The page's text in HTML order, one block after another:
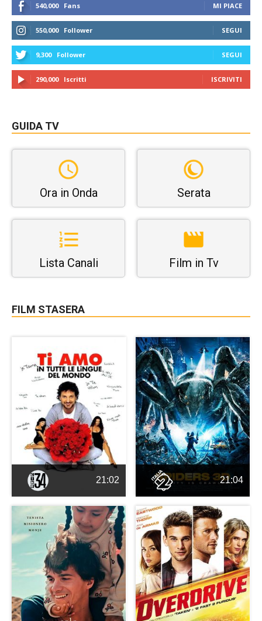
540,000 Fans MI PIACE
550,000 Follower SEGUI
9,300 Follower SEGUI
290,000 Iscritti ISCRIVITI
GUIDA TV
Ora in Onda Serata
Lista Canali Film in Tv
FILM STASERA
21:02 21:04